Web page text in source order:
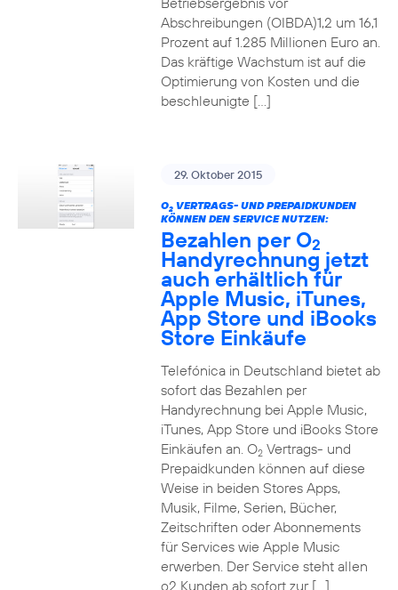
Abschreibungen (OIBDA)1,2 um 16,1
Prozent auf 1.285 Millionen Euro an.
Das kräftige Wachstum ist auf die
Optimierung von Kosten und die
beschleunigte […]
29. Oktober 2015
O2VERTRAGS- UND PREPAIDKUNDEN
KÖNNEN DEN SERVICE NUTZEN:
Bezahlen per O2
Handyrechnung jetzt
auch erhältlich für
Apple Music, iTunes,
App Store und iBooks
Store Einkäufe
Telefónica in Deutschland bietet ab
sofort das Bezahlen per
Handyrechnung bei Apple Music,
iTunes, App Store und iBooks Store
Einkäufen an. O2Vertrags- und
Prepaidkunden können auf diese
Weise in beiden Stores Apps,
Musik, Filme, Serien, Bücher,
Zeitschriften oder Abonnements
für Services wie Apple Music
erwerben. Der Service steht allen
o2 Kunden ab sofort zur […]